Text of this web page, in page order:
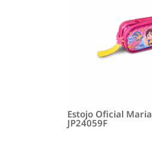
Estojo Oficial
JP24059F